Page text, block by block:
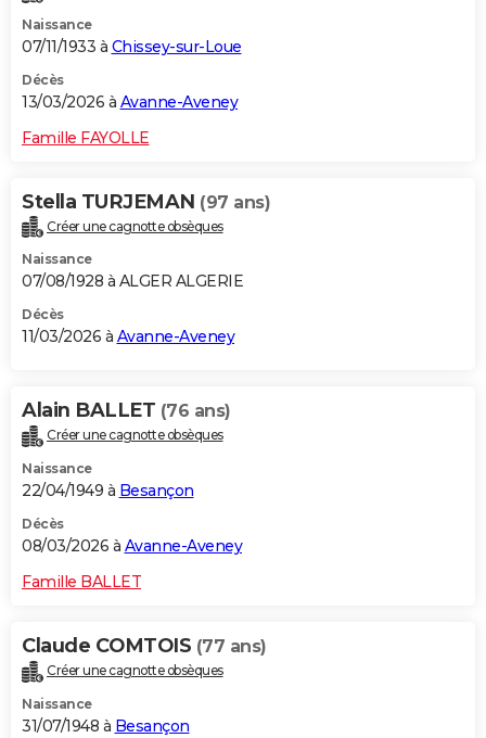
Naissance
07/11/1933 à Chissey-sur-Loue
Décès
13/03/2026 à Avanne-Aveney
Famille FAYOLLE
Stella TURJEMAN (97 ans)
Créer une cagnotte obsèques
Naissance
07/08/1928 à ALGER ALGERIE
Décès
11/03/2026 à Avanne-Aveney
Alain BALLET (76 ans)
Créer une cagnotte obsèques
Naissance
22/04/1949 à Besançon
Décès
08/03/2026 à Avanne-Aveney
Famille BALLET
Claude COMTOIS (77 ans)
Créer une cagnotte obsèques
Naissance
31/07/1948 à Besançon